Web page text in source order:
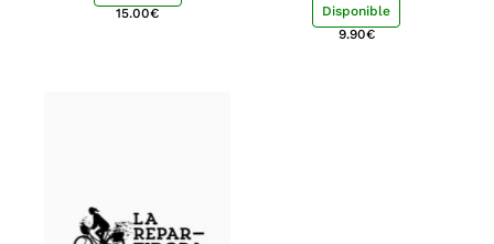
15.00€
Disponible
9.90€